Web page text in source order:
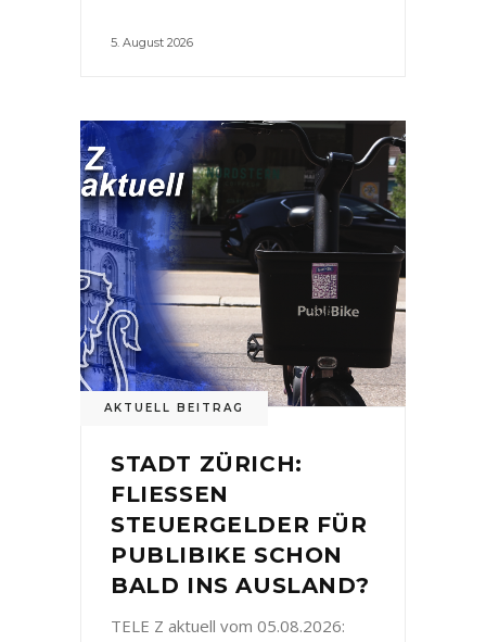
5. August 2026
AKTUELL BEITRAG
STADT ZÜRICH:
FLIESSEN
STEUERGELDER FÜR
PUBLIBIKE SCHON
BALD INS AUSLAND?
TELE Z aktuell vom 05.08.2026: